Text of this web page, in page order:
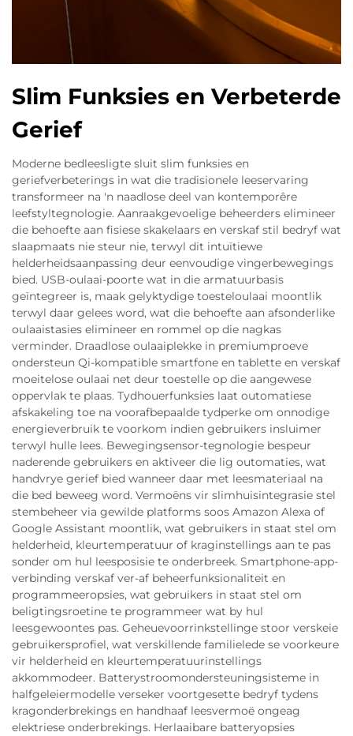
Slim Funksies en Verbeterde
Gerief
Moderne bedleesligte sluit slim funksies en
geriefverbeterings in wat die tradisionele leeservaring
transformeer na 'n naadlose deel van kontemporêre
leefstyltegnologie. Aanraakgevoelige beheerders elimineer
die behoefte aan fisiese skakelaars en verskaf stil bedryf wat
slaapmaats nie steur nie, terwyl dit intuïtiewe
helderheidsaanpassing deur eenvoudige vingerbewegings
bied. USB-oulaai-poorte wat in die armatuurbasis
geïntegreer is, maak gelyktydige toesteloulaai moontlik
terwyl daar gelees word, wat die behoefte aan afsonderlike
oulaaistasies elimineer en rommel op die nagkas
verminder. Draadlose oulaaiplekke in premiumproeve
ondersteun Qi-kompatible smartfone en tablette en verskaf
moeitelose oulaai net deur toestelle op die aangewese
oppervlak te plaas. Tydhouerfunksies laat outomatiese
afskakeling toe na voorafbepaalde tydperke om onnodige
energieverbruik te voorkom indien gebruikers insluimer
terwyl hulle lees. Bewegingsensor-tegnologie bespeur
naderende gebruikers en aktiveer die lig outomaties, wat
handvrye gerief bied wanneer daar met leesmateriaal na
die bed beweeg word. Vermoëns vir slimhuisintegrasie stel
stembeheer via gewilde platforms soos Amazon Alexa of
Google Assistant moontlik, wat gebruikers in staat stel om
helderheid, kleurtemperatuur of kraginstellings aan te pas
sonder om hul leesposisie te onderbreek. Smartphone-app-
verbinding verskaf ver-af beheerfunksionaliteit en
programmeeropsies, wat gebruikers in staat stel om
beligtingsroetine te programmeer wat by hul
leesgewoontes pas. Geheuevoorrinkstellinge stoor verskeie
gebruikersprofiel, wat verskillende familielede se voorkeure
vir helderheid en kleurtemperatuurinstellings
akkommodeer. Batterystroomondersteuningsisteme in
halfgeleiermodelle verseker voortgesette bedryf tydens
kragonderbrekings en handhaaf leesvermoë ongeag
elektriese onderbrekings. Herlaaibare batteryopsies